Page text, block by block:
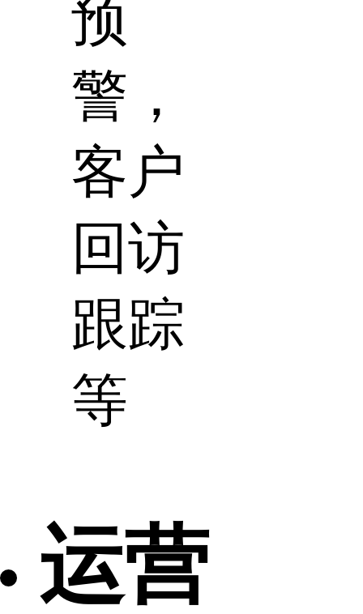
预
警，
客户
回访
跟踪
等
运营